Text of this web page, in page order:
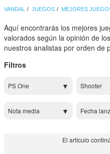
VANDAL JUEGOS MEJORES
Aquí encontrarás los mejores
valorados según la opinión de
nuestros analistas por orden de
Filtros
PS One Shooter
Nota media Fecha